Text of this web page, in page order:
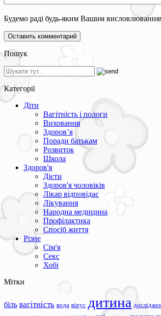
Будемо раді будь-яким Вашим
Пошук
Категорії
Діти
Вагітність і пологи
Виховання
Здоров’я
Поради батькам
Розвиток
Школа
Здоров'я
Дієти
Здоров'я чоловіків
Лікар відповідає
Лікування
Народна медицина
Профілактика
Спосіб життя
Різне
Сім'я
Секс
Хобі
Мітки
біль вагітність вода вірус дитина